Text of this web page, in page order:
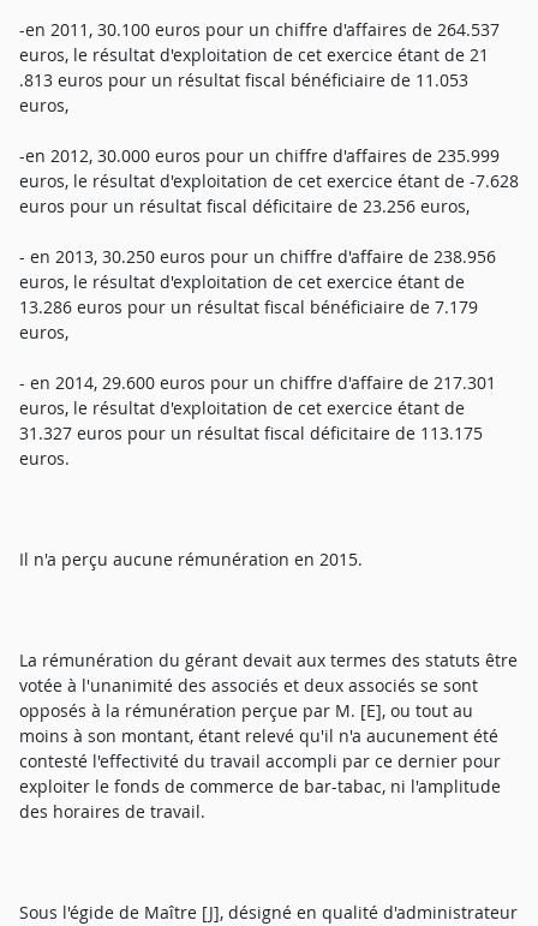
-en 2011, 30.100 euros pour un chiffre d'affaires de 264.537
euros, le résultat d'exploitation de cet exercice étant de 21
.813 euros pour un résultat fiscal bénéficiaire de 11.053
euros,
-en 2012, 30.000 euros pour un chiffre d'affaires de 235.999
euros, le résultat d'exploitation de cet exercice étant de -7.628
euros pour un résultat fiscal déficitaire de 23.256 euros,
- en 2013, 30.250 euros pour un chiffre d'affaire de 238.956
euros, le résultat d'exploitation de cet exercice étant de
13.286 euros pour un résultat fiscal bénéficiaire de 7.179
euros,
- en 2014, 29.600 euros pour un chiffre d'affaire de 217.301
euros, le résultat d'exploitation de cet exercice étant de
31.327 euros pour un résultat fiscal déficitaire de 113.175
euros.
Il n'a perçu aucune rémunération en 2015.
La rémunération du gérant devait aux termes des statuts être
votée à l'unanimité des associés et deux associés se sont
opposés à la rémunération perçue par M. [E], ou tout au
moins à son montant, étant relevé qu'il n'a aucunement été
contesté l'effectivité du travail accompli par ce dernier pour
exploiter le fonds de commerce de bar-tabac, ni l'amplitude
des horaires de travail.
Sous l'égide de Maître [J], désigné en qualité d'administrateur